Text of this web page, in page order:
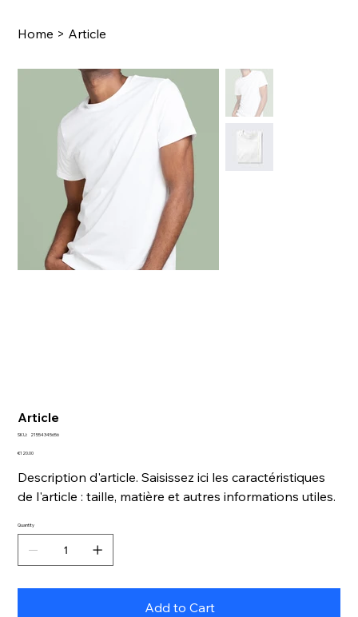
Home > Article
Article
SKU:
SKU
21554345656
Price
€120.00
Description d'article. Saisissez ici les caractéristiques
de l'article : taille, matière et autres informations utiles.
Quantity
Add to Cart